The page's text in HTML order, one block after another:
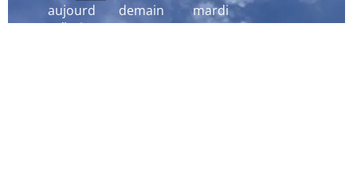
aujourd
´hui
demain mardi